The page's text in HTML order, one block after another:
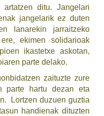
artatzen ditu. Jangelari
jangelarik ez duten
lanarekin jarraitzeko
ekimen solidarioak
ikastetxe askotan,
parte delako.
zaituzte zure
parte hartu dezan eta
Lortzen duzuen guztia
handienak dituzten